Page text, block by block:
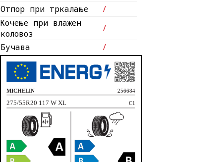
Отпор при тркалање
/
Кочење при влажен
коловоз
/
Бучава
/